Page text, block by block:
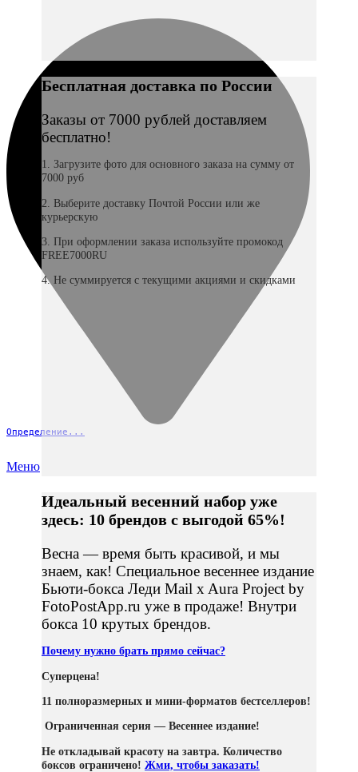
Определение...
Меню
Бесплатная доставка по России
Заказы от 7000 рублей доставляем
бесплатно!
1. Загрузите фото для основного заказа на сумму от
7000 руб
2. Выберите доставку Почтой России или же
курьерскую
3. При оформлении заказа используйте промокод
FREE7000RU
4. Не суммируется с текущими акциями и скидками
Идеальный весенний набор уже
здесь: 10 брендов с выгодой 65%!
Весна — время быть красивой, и мы
знаем, как! Специальное весеннее издание
Бьюти-бокса Леди Mail x Aura Project by
FotoPostApp.ru уже в продаже! Внутри
бокса 10 крутых брендов.
Почему нужно брать прямо сейчас?
Суперцена!
11 полноразмерных и мини-форматов бестселлеров!
Ограниченная серия — Весеннее издание!
Не откладывай красоту на завтра. Количество
боксов ограничено! Жми, чтобы заказать!